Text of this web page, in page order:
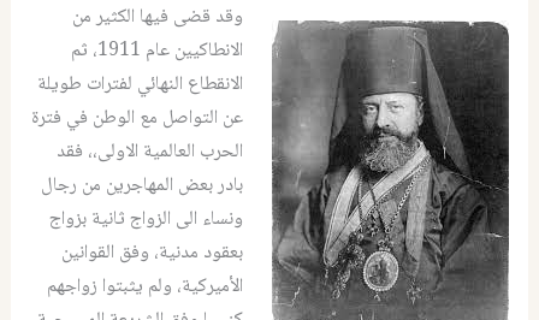
وقد قضى فيها الكثير من
الانطاكيين عام 1911، ثم
الانقطاع النهائي لفترات طويلة
عن التواصل مع الوطن في فترة
الحرب العالمية الاولى،، فقد
بادر بعض المهاجرين من رجال
ونساء الى الزواج ثانية بزواج
بعقود مدنية، وفق القوانين
الأميركية، ولم يثبتوا زواجهم